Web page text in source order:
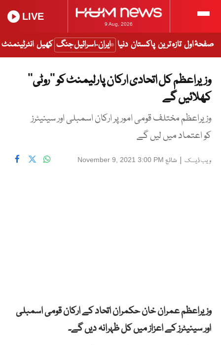
9 Aug, 2026
LIVE
صفحۂ اول تازہ ترین پاکستان دنیا ایران-اسرائیل جنگ کھیل انٹرٹینمنٹ
وزیراعظم کل اتحادی ارکان پارلیمنٹ کو ’’روٹی’’
کھلائیں گے
وزیراعظم مختلف قومی امور پر ارکان اسمبلی اور سینیٹرز
کو اعتماد میں لیں گے
ویب ڈیسک | شائع November 9, 2021 3:00 PM
وزیراعظم عمران خان حکمران اتحاد کے ارکان قومی اسمبلی
اور سینیٹرز کے اعزاز میں کل ظہرانہ دیں گے۔